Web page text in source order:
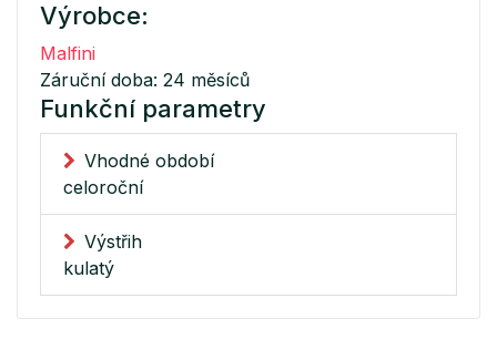
Výrobce:
Malfini
Záruční doba: 24 měsíců
Funkční parametry
Vhodné období
celoroční
Výstřih
kulatý